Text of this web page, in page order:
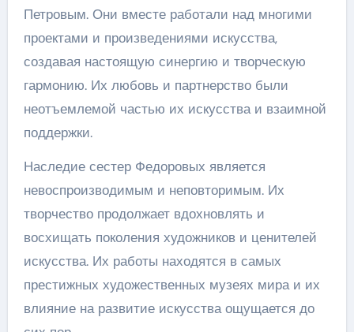
Петровым. Они вместе работали над многими
проектами и произведениями искусства,
создавая настоящую синергию и творческую
гармонию. Их любовь и партнерство были
неотъемлемой частью их искусства и взаимной
поддержки.
Наследие сестер Федоровых является
невоспроизводимым и неповторимым. Их
творчество продолжает вдохновлять и
восхищать поколения художников и ценителей
искусства. Их работы находятся в самых
престижных художественных музеях мира и их
влияние на развитие искусства ощущается до